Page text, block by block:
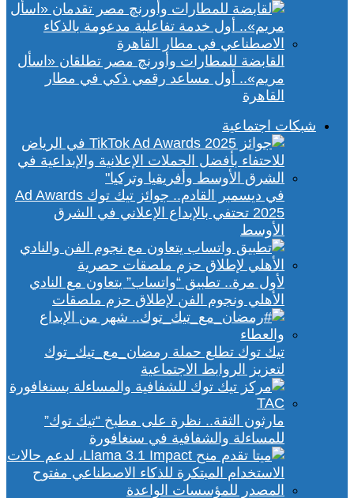
القابضة للمطارات وأورنچ مصر تطلقان «اسأل
مريم».. أول مساعد رقمي ذكي في مطار
القاهرة
شبكات اجتماعية
في ديسمبر القادم.. جوائز تيك توك Ad Awards
2025 تحتفي بالإبداع الإعلاني في الشرق
الأوسط
لأول مرة.. تطبيق “واتساب” يتعاون مع النادي
الأهلي ونجوم الفن لإطلاق حزم ملصقات
تيك توك تطلع حملة رمضان_مع_تيك_توك
لتعزيز الروابط الاجتماعية
مارثون الثقة.. نظرة على مطبخ “تيك توك”
للمساءلة والشفافية في سنغافورة